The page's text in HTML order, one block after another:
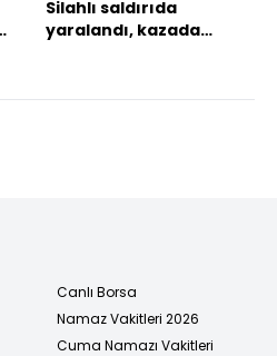
Silahlı saldırıda
yaralandı, kazada
Canlı Borsa
Namaz Vakitleri 2026
Cuma Namazı Vakitleri